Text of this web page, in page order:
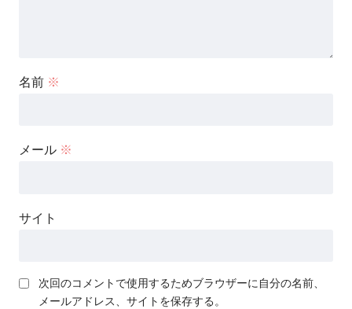
名前 ※
メール ※
サイト
次回のコメントで使用するためブラウザーに自分の名前、
メールアドレス、サイトを保存する。